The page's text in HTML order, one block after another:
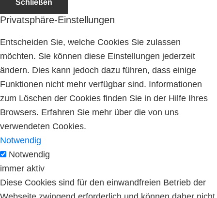
Schließen
Privatsphäre-Einstellungen
Entscheiden Sie, welche Cookies Sie zulassen
möchten. Sie können diese Einstellungen jederzeit
ändern. Dies kann jedoch dazu führen, dass einige
Funktionen nicht mehr verfügbar sind. Informationen
zum Löschen der Cookies finden Sie in der Hilfe Ihres
Browsers. Erfahren Sie mehr über die von uns
verwendeten Cookies.
Notwendig
Notwendig
immer aktiv
Diese Cookies sind für den einwandfreien Betrieb der